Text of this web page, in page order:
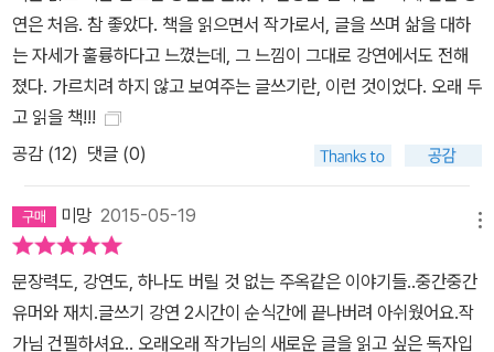
연은 처음. 참 좋았다. 책을 읽으면서 작가로서, 글을 쓰며 삶을 대하
는 자세가 훌륭하다고 느꼈는데, 그 느낌이 그대로 강연에서도 전해
졌다. 가르치려 하지 않고 보여주는 글쓰기란, 이런 것이었다. 오래 두
고 읽을 책!!!
공감 (12) 댓글 (0)
미망 2015-05-19
문장력도, 강연도, 하나도 버릴 것 없는 주옥같은 이야기들..중간중간
유머와 재치.글쓰기 강연 2시간이 순식간에 끝나버려 아쉬웠어요.작
가님 건필하셔요.. 오래오래 작가님의 새로운 글을 읽고 싶은 독자입